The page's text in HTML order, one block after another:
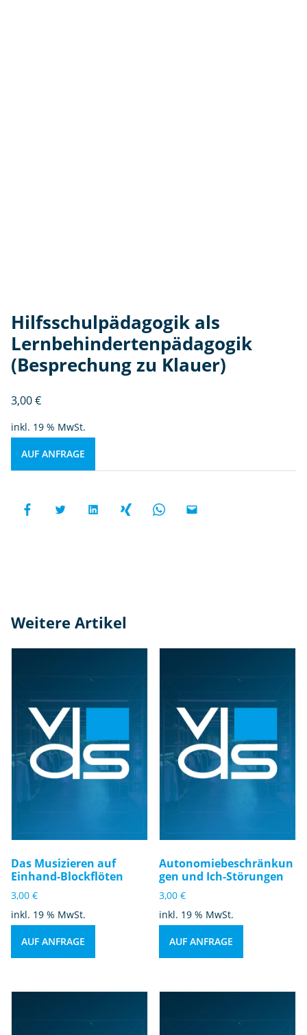
Hilfsschulpädagogik als
Lernbehindertenpädagogik
(Besprechung zu Klauer)
3,00€
inkl. 19 % MwSt.
AUF ANFRAGE
Weitere Artikel
Das Musizieren auf
Einhand-Blockflöten
3,00 €
inkl. 19 % MwSt.
AUF ANFRAGE
Autonomiebeschränkun
gen und Ich-Störungen
3,00€
inkl. 19 % MwSt.
AUF ANFRAGE